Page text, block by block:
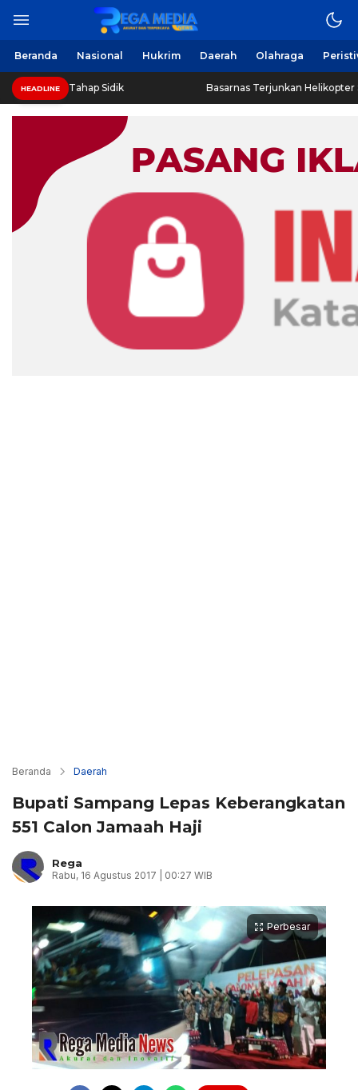
Beranda Nasional Hukrim Daerah Olahraga
HEADLINE
Sidik Basarnas Terjunkan Helikopter Sisir Bangkai
Beranda Daerah
Bupati Sampang Lepas Keberangkatan
551 Calon Jamaah Haji
Rega
Rabu, 16 Agustus 2017 | 00:27 WIB
Perbesar